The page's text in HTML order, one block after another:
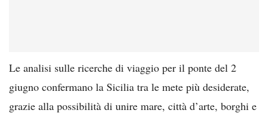
Le analisi sulle ricerche di viaggio per il ponte del 2
giugno confermano la Sicilia tra le mete più desiderate,
grazie alla possibilità di unire mare, città d’arte, borghi e